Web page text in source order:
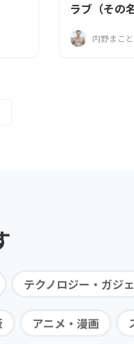
ラブ（その
内野まこと
テクノロジー・ガジ
アニメ・漫画